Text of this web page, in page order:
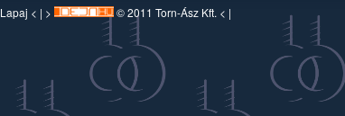
Lapaj < | > © 2011 Torn-Ász Kft. < |